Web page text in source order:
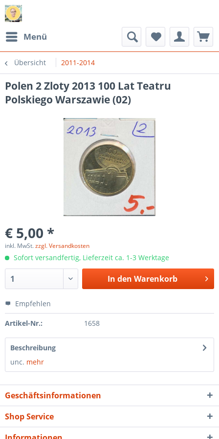
Menü
Übersicht 2011-2014
Polen 2 Zloty 2013 100 Lat Teatru
Polskiego Warszawie (02)
€ 5,00 *
inkl. MwSt.zzgl. Versandkosten
Sofort versandfertig, Lieferzeit ca. 1-3 Werktage
In den Warenkorb
Empfehlen
Artikel-Nr.: 1658
Beschreibung
unc. mehr
Geschäftsinformationen
Shop Service